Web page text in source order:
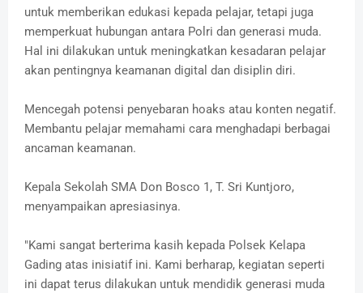
untuk memberikan edukasi kepada pelajar, tetapi juga
memperkuat hubungan antara Polri dan generasi muda.
Hal ini dilakukan untuk meningkatkan kesadaran pelajar
akan pentingnya keamanan digital dan disiplin diri.
Mencegah potensi penyebaran hoaks atau konten negatif.
Membantu pelajar memahami cara menghadapi berbagai
ancaman keamanan.
Kepala Sekolah SMA Don Bosco 1, T. Sri Kuntjoro,
menyampaikan apresiasinya.
"Kami sangat berterima kasih kepada Polsek Kelapa
Gading atas inisiatif ini. Kami berharap, kegiatan seperti
ini dapat terus dilakukan untuk mendidik generasi muda